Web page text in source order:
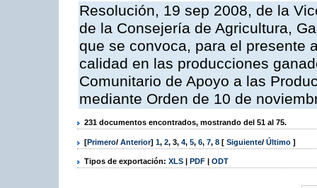
Resolución, 19 sep 2008, de la
de la Consejería de Agricultura,
que se convoca, para el presente
calidad en las producciones
Comunitario de Apoyo a las
mediante Orden de 10 de
231 documentos encontrados, mostrando del 51 al 75.
[Primero/ Anterior] 1, 2, 3, 4, 5, 6, 7, 8 [ Siguiente/ Último ]
Tipos de exportación: XLS | PDF | ODT